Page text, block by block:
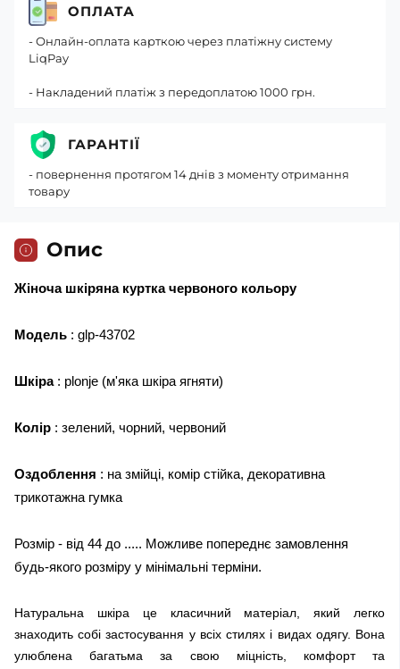
Опис
Жіноча шкіряна куртка червоного кольору
Модель : glp-43702
Шкіра: plonje (м'яка шкіра ягняти)
Колір : зелений, чорний, червоний
Оздоблення : на змійці, комір стійка, декоративна
трикотажна гумка
Розмір - від 44 до ..... Можливе попереднє замовлення
будь-якого розміру у мінімальні терміни.
Натуральна шкіра це класичний матеріал, який легко
знаходить собі застосування у всіх стилях і видах одягу. Вона
улюблена багатьма за свою міцність, комфорт та
ОПЛАТА
- Онлайн-оплата карткою через платіжну систему
LiqPay
- Накладений платіж з передоплатою 1000 грн.
ГАРАНТІЇ
- повернення протягом 14 днів з моменту отримання
товару